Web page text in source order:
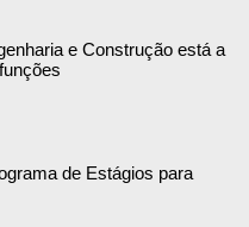
e Construção está a
de Estágios para